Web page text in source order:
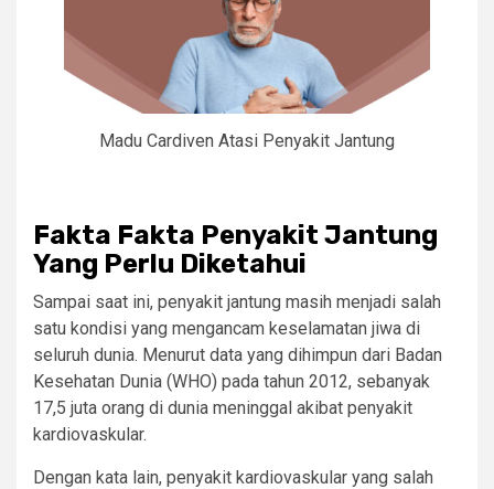
Madu Cardiven Atasi Penyakit Jantung
Fakta Fakta Penyakit Jantung
Yang Perlu Diketahui
Sampai saat ini, penyakit jantung masih menjadi salah
satu kondisi yang mengancam keselamatan jiwa di
seluruh dunia. Menurut data yang dihimpun dari Badan
Kesehatan Dunia (WHO) pada tahun 2012, sebanyak
17,5 juta orang di dunia meninggal akibat penyakit
kardiovaskular.
Dengan kata lain, penyakit kardiovaskular yang salah